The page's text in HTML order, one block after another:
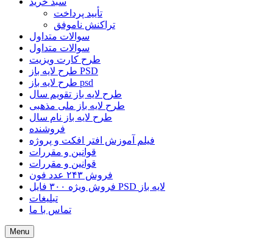
تأیید پرداخت
تراکنش ناموفق
سوالات متداول
سوالات متداول
طرح کارت ویزیت
طرح لایه باز PSD
طرح لایه باز psd
طرح لایه باز تقویم سال
طرح لایه باز ملی مذهبی
طرح لایه باز نام سال
فروشنده
فیلم آموزش افتر افکت و پروژه
قوانین و مقررات
قوانین و مقررات
فروش ۲۴۳ عدد فون
فروش ویژه ۳۰۰ فایل PSD لایه باز
تبلیغات
تماس با ما
Menu